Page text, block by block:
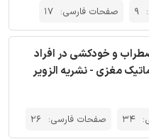
9 صفحات فارسی: 17
و خودکشی در افراد
مغزی - نشریه الزویر
34 صفحات فارسی: 26